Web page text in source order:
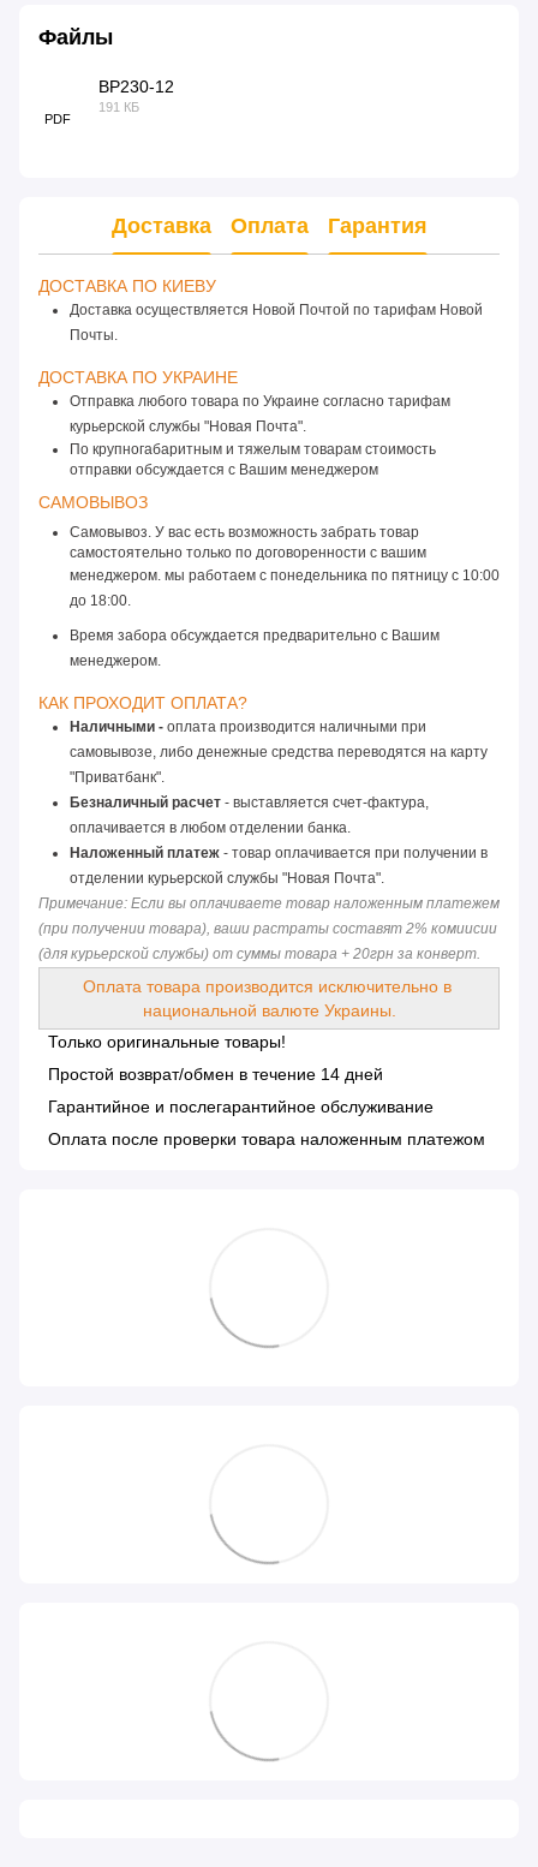
Файлы
PDF
BP230-12
191 КБ
Доставка Оплата Гарантия
ДОСТАВКА ПО КИЕВУ
Доставка осуществляется Новой Почтой по тарифам Новой
Почты.
ДОСТАВКА ПО УКРАИНЕ
Отправка любого товара по Украине согласно тарифам
курьерской службы "Новая Почта".
По крупногабаритным и тяжелым товарам стоимость
отправки обсуждается с Вашим менеджером
САМОВЫВОЗ
Самовывоз. У вас есть возможность забрать товар
самостоятельно только по договоренности с вашим
менеджером. мы работаем с понедельника по пятницу с 10:00
до 18:00.
Время забора обсуждается предварительно с Вашим
менеджером.
КАК ПРОХОДИТ ОПЛАТА?
Наличными - оплата производится наличными при
самовывозе, либо денежные средства переводятся на карту
"Приватбанк".
Безналичный расчет - выставляется счет-фактура,
оплачивается в любом отделении банка.
Наложенный платеж - товар оплачивается при получении в
отделении курьерской службы "Новая Почта".
Примечание: Если вы оплачиваете товар наложенным платежем
(при получении товара), ваши растраты составят 2% комиисии
(для курьерской службы) от суммы товара + 20грн за конверт.
Оплата товара производится исключительно в
национальной валюте Украины.
Только оригинальные товары!
Простой возврат/обмен в течение 14 дней
Гарантийное и послегарантийное обслуживание
Оплата после проверки товара наложенным платежом